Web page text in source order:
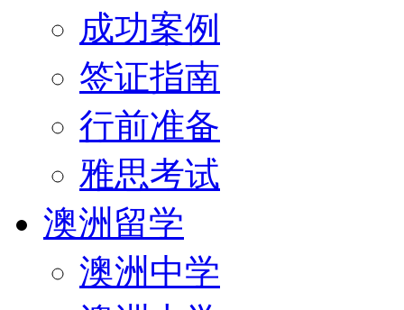
成功案例
签证指南
行前准备
雅思考试
澳洲留学
澳洲中学